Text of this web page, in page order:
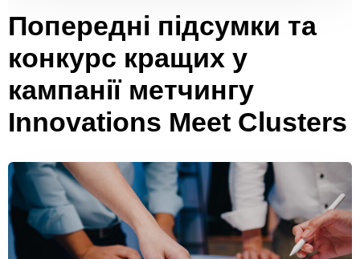
Попередні підсумки та
конкурс кращих у
кампанії метчингу
Innovations Meet Clusters